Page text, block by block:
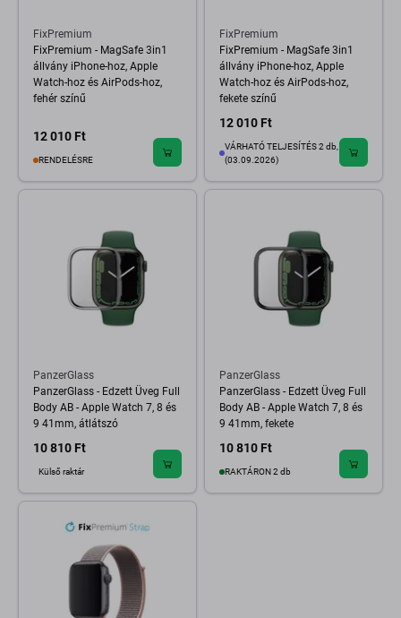
FixPremium
FixPremium - MagSafe 3in1
állvány iPhone-hoz, Apple
Watch-hoz és AirPods-hoz,
fehér színű
12 010 Ft
RENDELÉSRE
FixPremium
FixPremium - MagSafe 3in1
állvány iPhone-hoz, Apple
Watch-hoz és AirPods-hoz,
fekete színű
12 010 Ft
VÁRHATÓ TELJESÍTÉS 2 db,
(03.09.2026)
PanzerGlass
PanzerGlass - Edzett Üveg Full
Body AB - Apple Watch 7, 8 és
9 41mm, átlátszó
10 810 Ft
Külső raktár
PanzerGlass
PanzerGlass - Edzett Üveg Full
Body AB - Apple Watch 7, 8 és
9 41mm, fekete
10 810 Ft
RAKTÁRON 2 db